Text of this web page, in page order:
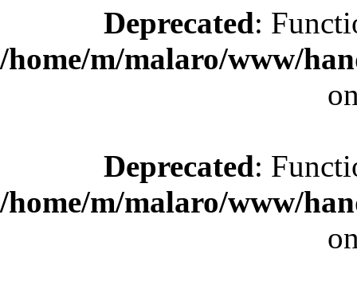
Deprecated:
/home/m/malaro/www/
Deprecated:
/home/m/malaro/www/